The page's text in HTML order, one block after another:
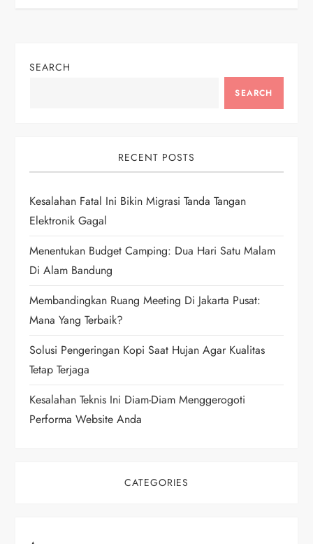
a
g
a
t
i
o
n
SEARCH
SEARCH
RECENT POSTS
Kesalahan Fatal Ini Bikin Migrasi Tanda Tangan
Elektronik Gagal
Menentukan Budget Camping: Dua Hari Satu Malam
Di Alam Bandung
Membandingkan Ruang Meeting Di Jakarta Pusat:
Mana Yang Terbaik?
Solusi Pengeringan Kopi Saat Hujan Agar Kualitas
Tetap Terjaga
Kesalahan Teknis Ini Diam-Diam Menggerogoti
Performa Website Anda
CATEGORIES